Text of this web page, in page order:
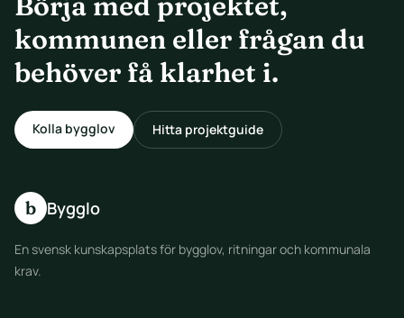
kommunen eller frågan du
behöver få klarhet i.
Kolla bygglov Hitta projektguide
b Bygglo
En svensk kunskapsplats för bygglov, ritningar och kommunala
krav.